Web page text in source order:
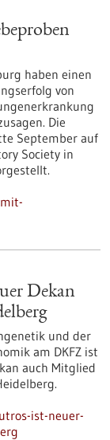
haben einen
von
Die
September auf
Society in
Dekan
und der
am DKFZ ist
auch Mitglied
ist-neuer-